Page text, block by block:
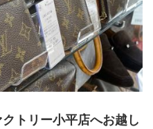
トリー小平店へお越し